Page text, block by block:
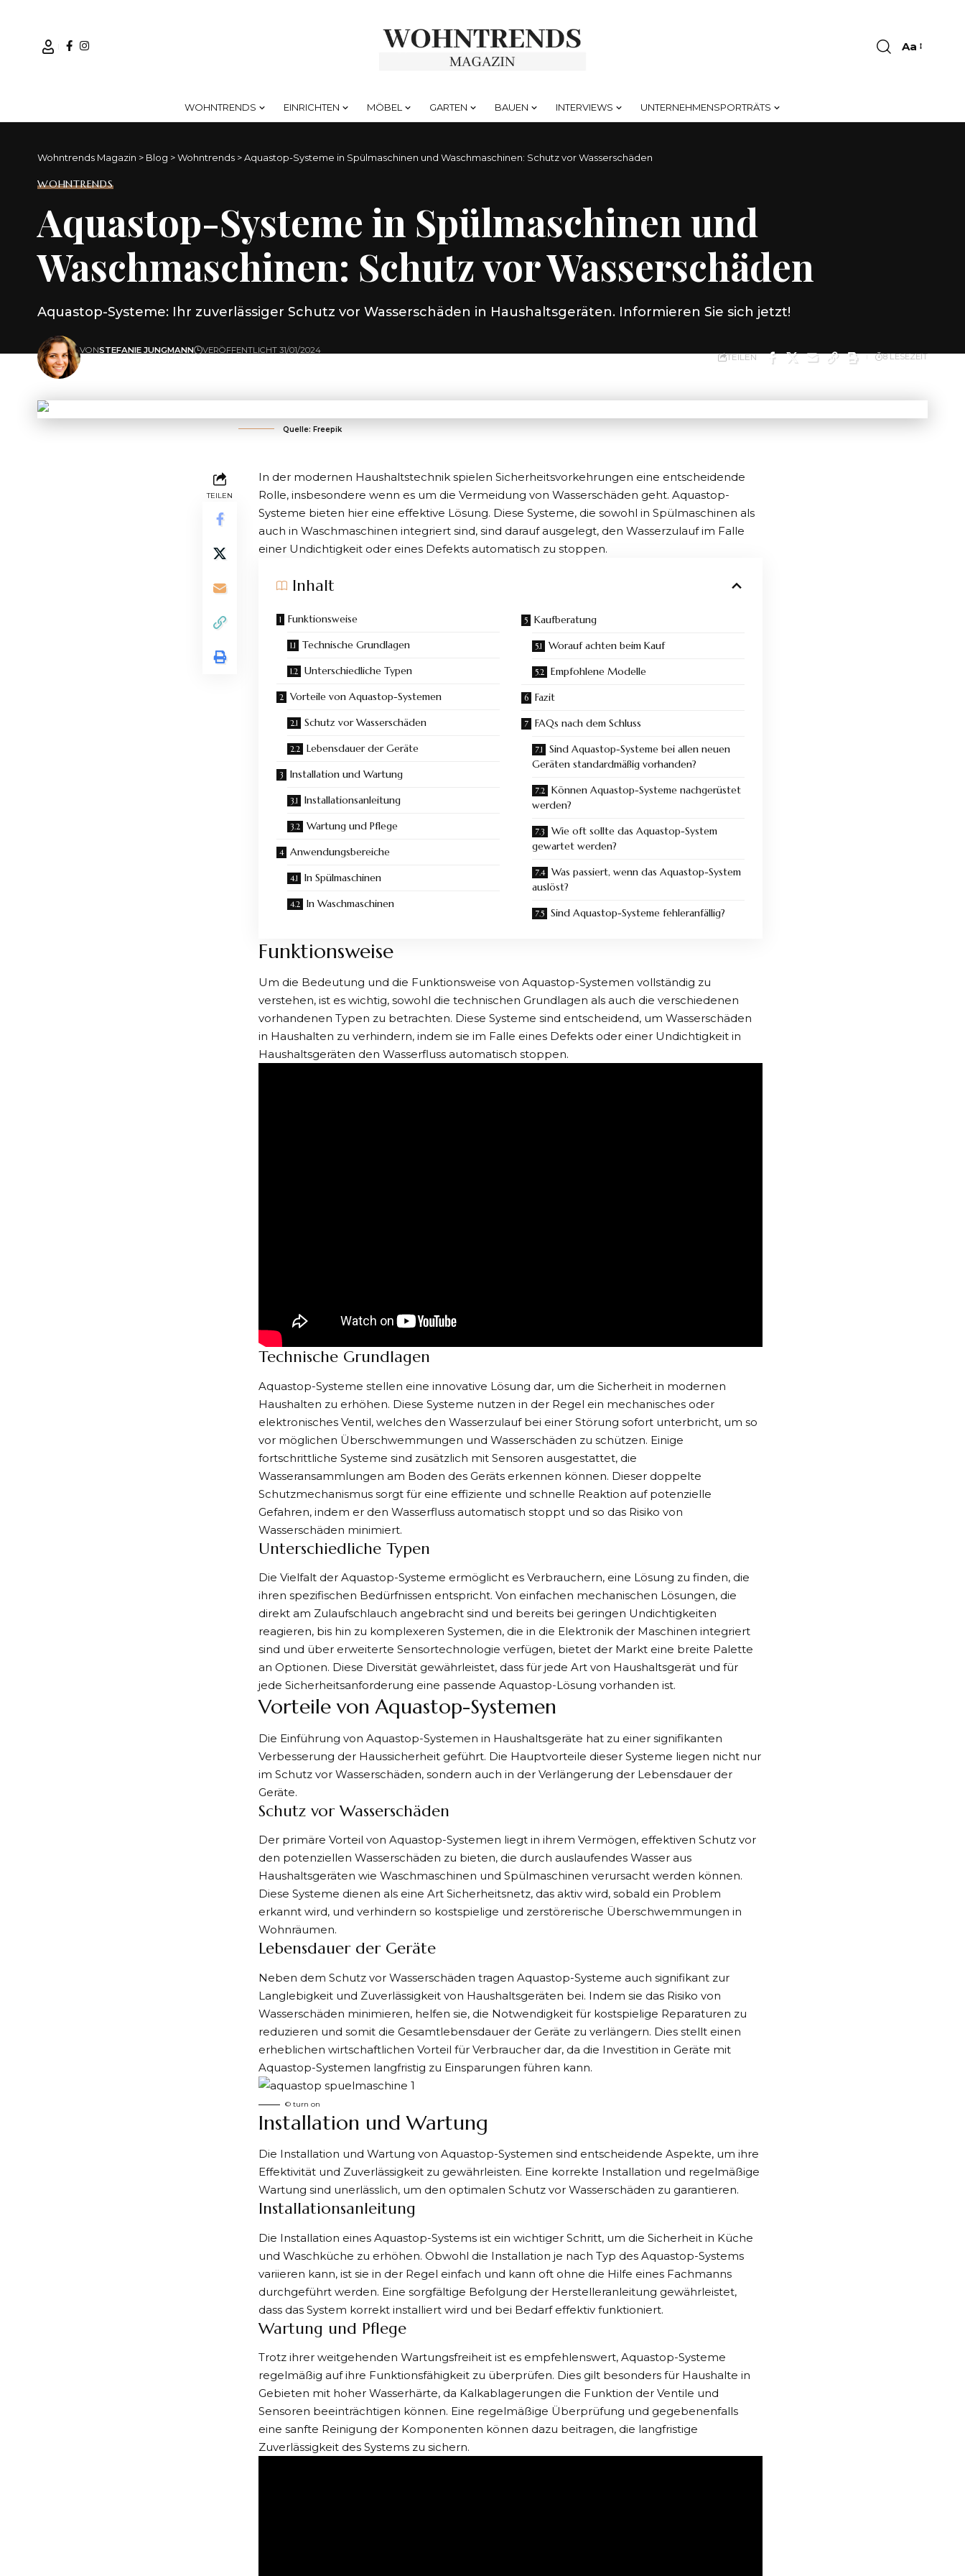
Font
Aa
WOHNTRENDS EINRICHTEN MÖBEL GARTEN BAUEN INTERVIEWS UNTERNEHMENSPORTRÄTS
Wohntrends Magazin > Blog >Wohntrends >Aquastop-Systeme in Spülmaschinen und Waschmaschinen: Schutz vor Wasserschäden
WOHNTRENDS
Aquastop-Systeme in Spülmaschinen und
Waschmaschinen: Schutz vor Wasserschäden
Aquastop-Systeme: Ihr zuverlässiger Schutz vor Wasserschäden in Haushaltsgeräten. Informieren Sie sich jetzt!
ZULETZT AKTUALISIERT: 31/01/2024 09:30
VONSTEFANIE JUNGMANN VERÖFFENTLICHT 31/01/2024
TEILEN 8 LESEZEIT
Quelle: Freepik
TEILEN
In der modernen Haushaltstechnik spielen Sicherheitsvorkehrungen eine entscheidende
Rolle, insbesondere wenn es um die Vermeidung von Wasserschäden geht. Aquastop-
Systeme bieten hier eine effektive Lösung. Diese Systeme, die sowohl in Spülmaschinen als
auch in Waschmaschinen integriert sind, sind darauf ausgelegt, den Wasserzulauf im Falle
einer Undichtigkeit oder eines Defekts automatisch zu stoppen.
Inhalt
Funktionsweise
Technische Grundlagen
Unterschiedliche Typen
Vorteile von Aquastop-Systemen
Schutz vor Wasserschäden
Lebensdauer der Geräte
Installation und Wartung
Installationsanleitung
Wartung und Pflege
Anwendungsbereiche
In Spülmaschinen
In Waschmaschinen
Kaufberatung
Worauf achten beim Kauf
Empfohlene Modelle
Fazit
FAQs nach dem Schluss
Sind Aquastop-Systeme bei allen neuen
Geräten standardmäßig vorhanden?
Können Aquastop-Systeme nachgerüstet
werden?
Wie oft sollte das Aquastop-System
gewartet werden?
Was passiert, wenn das Aquastop-System
auslöst?
Sind Aquastop-Systeme fehleranfällig?
Funktionsweise
Um die Bedeutung und die Funktionsweise von Aquastop-Systemen vollständig zu
verstehen, ist es wichtig, sowohl die technischen Grundlagen als auch die verschiedenen
vorhandenen Typen zu betrachten. Diese Systeme sind entscheidend, um Wasserschäden
in Haushalten zu verhindern, indem sie im Falle eines Defekts oder einer Undichtigkeit in
Haushaltsgeräten den Wasserfluss automatisch stoppen.
Technische Grundlagen
Aquastop-Systeme stellen eine innovative Lösung dar, um die Sicherheit in modernen
Haushalten zu erhöhen. Diese Systeme nutzen in der Regel ein mechanisches oder
elektronisches Ventil, welches den Wasserzulauf bei einer Störung sofort unterbricht, um so
vor möglichen Überschwemmungen und Wasserschäden zu schützen. Einige
fortschrittliche Systeme sind zusätzlich mit Sensoren ausgestattet, die
Wasseransammlungen am Boden des Geräts erkennen können. Dieser doppelte
Schutzmechanismus sorgt für eine effiziente und schnelle Reaktion auf potenzielle
Gefahren, indem er den Wasserfluss automatisch stoppt und so das Risiko von
Wasserschäden minimiert.
Unterschiedliche Typen
Die Vielfalt der Aquastop-Systeme ermöglicht es Verbrauchern, eine Lösung zu finden, die
ihren spezifischen Bedürfnissen entspricht. Von einfachen mechanischen Lösungen, die
direkt am Zulaufschlauch angebracht sind und bereits bei geringen Undichtigkeiten
reagieren, bis hin zu komplexeren Systemen, die in die Elektronik der Maschinen integriert
sind und über erweiterte Sensortechnologie verfügen, bietet der Markt eine breite Palette
an Optionen. Diese Diversität gewährleistet, dass für jede Art von Haushaltsgerät und für
jede Sicherheitsanforderung eine passende Aquastop-Lösung vorhanden ist.
Vorteile von Aquastop-Systemen
Die Einführung von Aquastop-Systemen in Haushaltsgeräte hat zu einer signifikanten
Verbesserung der Haussicherheit geführt. Die Hauptvorteile dieser Systeme liegen nicht nur
im Schutz vor Wasserschäden, sondern auch in der Verlängerung der Lebensdauer der
Geräte.
Schutz vor Wasserschäden
Der primäre Vorteil von Aquastop-Systemen liegt in ihrem Vermögen, effektiven Schutz vor
den potenziellen Wasserschäden zu bieten, die durch auslaufendes Wasser aus
Haushaltsgeräten wie Waschmaschinen und Spülmaschinen verursacht werden können.
Diese Systeme dienen als eine Art Sicherheitsnetz, das aktiv wird, sobald ein Problem
erkannt wird, und verhindern so kostspielige und zerstörerische Überschwemmungen in
Wohnräumen.
Lebensdauer der Geräte
Neben dem Schutz vor Wasserschäden tragen Aquastop-Systeme auch signifikant zur
Langlebigkeit und Zuverlässigkeit von Haushaltsgeräten bei. Indem sie das Risiko von
Wasserschäden minimieren, helfen sie, die Notwendigkeit für kostspielige Reparaturen zu
reduzieren und somit die Gesamtlebensdauer der Geräte zu verlängern. Dies stellt einen
erheblichen wirtschaftlichen Vorteil für Verbraucher dar, da die Investition in Geräte mit
Aquastop-Systemen langfristig zu Einsparungen führen kann.
© turn on
Installation und Wartung
Die Installation und Wartung von Aquastop-Systemen sind entscheidende Aspekte, um ihre
Effektivität und Zuverlässigkeit zu gewährleisten. Eine korrekte Installation und regelmäßige
Wartung sind unerlässlich, um den optimalen Schutz vor Wasserschäden zu garantieren.
Installationsanleitung
Die Installation eines Aquastop-Systems ist ein wichtiger Schritt, um die Sicherheit in Küche
und Waschküche zu erhöhen. Obwohl die Installation je nach Typ des Aquastop-Systems
variieren kann, ist sie in der Regel einfach und kann oft ohne die Hilfe eines Fachmanns
durchgeführt werden. Eine sorgfältige Befolgung der Herstelleranleitung gewährleistet,
dass das System korrekt installiert wird und bei Bedarf effektiv funktioniert.
Wartung und Pflege
Trotz ihrer weitgehenden Wartungsfreiheit ist es empfehlenswert, Aquastop-Systeme
regelmäßig auf ihre Funktionsfähigkeit zu überprüfen. Dies gilt besonders für Haushalte in
Gebieten mit hoher Wasserhärte, da Kalkablagerungen die Funktion der Ventile und
Sensoren beeinträchtigen können. Eine regelmäßige Überprüfung und gegebenenfalls
eine sanfte Reinigung der Komponenten können dazu beitragen, die langfristige
Zuverlässigkeit des Systems zu sichern.